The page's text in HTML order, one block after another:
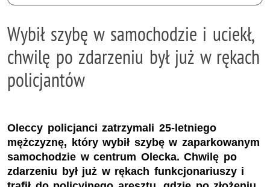
Wybił szybę w samochodzie i uciekł,
chwilę po zdarzeniu był już w rękach
policjantów
Oleccy policjanci zatrzymali 25-letniego
mężczyznę, który wybił szybę w zaparkowanym
samochodzie w centrum Olecka. Chwilę po
zdarzeniu był już w rękach funkcjonariuszy i